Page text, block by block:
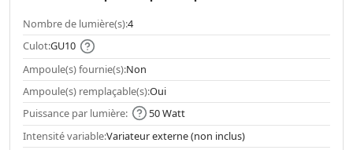
Nombre de lumière(s):4
Culot:GU10
Ampoule(s) fournie(s):Non
Ampoule(s) remplaçable(s):Oui
Puissance par lumière:
50 Watt
Intensité variable:Variateur externe (non inclus)